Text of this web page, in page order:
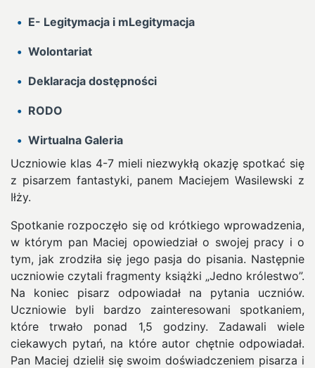
E- Legitymacja i mLegitymacja
Wolontariat
Deklaracja dostępności
RODO
Wirtualna Galeria
Uczniowie klas 4-7 mieli niezwykłą okazję spotkać się
z pisarzem fantastyki, panem Maciejem Wasilewski z
Iłży.
Spotkanie rozpoczęło się od krótkiego wprowadzenia,
w którym pan Maciej opowiedział o swojej pracy i o
tym, jak zrodziła się jego pasja do pisania. Następnie
uczniowie czytali fragmenty książki „Jedno królestwo”.
Na koniec pisarz odpowiadał na pytania uczniów.
Uczniowie byli bardzo zainteresowani spotkaniem,
które trwało ponad 1,5 godziny. Zadawali wiele
ciekawych pytań, na które autor chętnie odpowiadał.
Pan Maciej dzielił się swoim doświadczeniem pisarza i